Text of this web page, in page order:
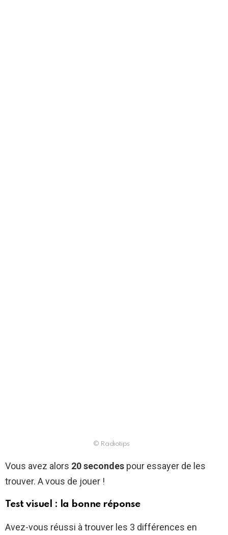
© Radiotips
Vous avez alors 20 secondes pour essayer de les
trouver. A vous de jouer !
Test visuel : la bonne réponse
Avez-vous réussi à trouver les 3 différences en